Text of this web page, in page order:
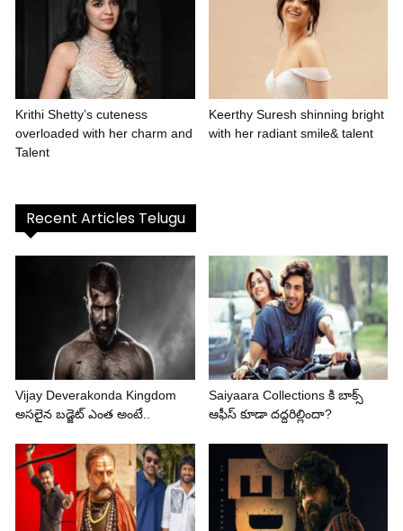
Krithi Shetty’s cuteness
overloaded with her charm and
Talent
Keerthy Suresh shinning bright
with her radiant smile& talent
Recent Articles Telugu
Vijay Deverakonda Kingdom
అసలైన బడ్జెట్ ఎంత అంటే..
Saiyaara Collections కి బాక్స్
ఆఫీస్ కూడా దద్దరిల్లిందా?